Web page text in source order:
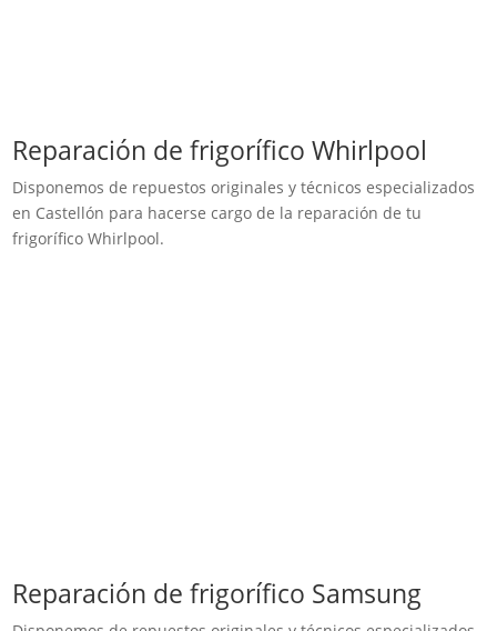
Reparación de frigorífico Whirlpool
Disponemos de repuestos originales y técnicos especializados
en Castellón para hacerse cargo de la reparación de tu
frigorífico Whirlpool.
Reparación de frigorífico Samsung